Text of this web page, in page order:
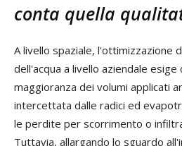
conta quella
A livello spaziale, l'ottimizzazione
dell'acqua a livello aziendale
maggioranza dei volumi applicati
intercettata dalle radici ed
le perdite per scorrimento o
Tuttavia, allargando lo sguardo